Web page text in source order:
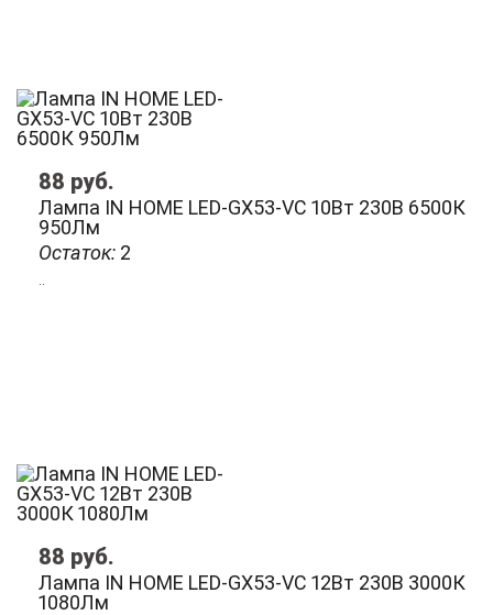
Остаток: 2
Лампа IN HOME LED-GX53-VC 10Вт 230В 6500К
950Лм
88 руб.
Лампа IN HOME LED-GX53-VC 12Вт 230В 3000К
1080Лм
88 руб.